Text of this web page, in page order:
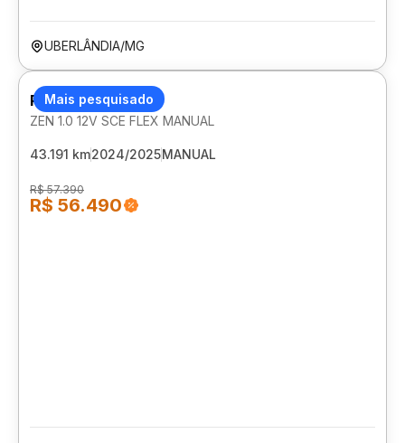
UBERLÂNDIA/MG
Mais pesquisado
RENAULT KWID
ZEN 1.0 12V SCE FLEX MANUAL
43.191 km2024/2025MANUAL
R$ 57.390
R$ 56.490